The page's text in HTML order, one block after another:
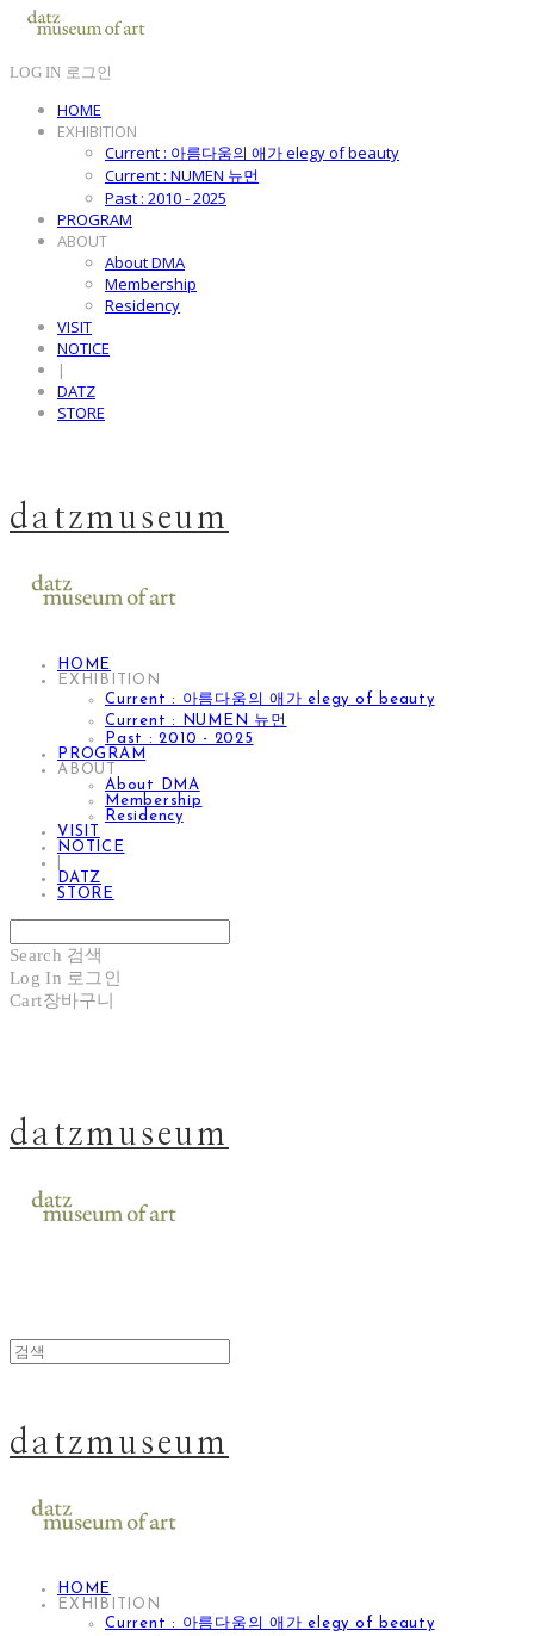
LOG IN 로그인
HOME
EXHIBITION
Current : 아름다움의 애가 elegy of beauty
Current : NUMEN 뉴먼
Past : 2010 - 2025
PROGRAM
ABOUT
About DMA
Membership
Residency
VISIT
NOTICE
|
DATZ
STORE
datzmuseum
HOME
EXHIBITION
Current : 아름다움의 애가 elegy of beauty
Current : NUMEN 뉴먼
Past : 2010 - 2025
PROGRAM
ABOUT
About DMA
Membership
Residency
VISIT
NOTICE
DATZ
STORE
Search 검색
Log In 로그인
Cart장바구니
datzmuseum
datzmuseum
HOME
EXHIBITION
Current : 아름다움의 애가 elegy of beauty